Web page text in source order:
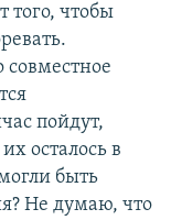
того, чтобы
совместное
пойдут,
осталось в
быть
Не думаю, что